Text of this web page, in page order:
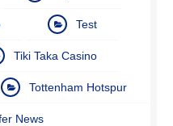
Test
Tiki Taka Casino
Tottenham Hotspur
News